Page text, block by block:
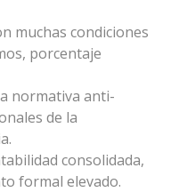
muchas condiciones
porcentaje
normativa anti-
de la
consolidada,
formal elevado.